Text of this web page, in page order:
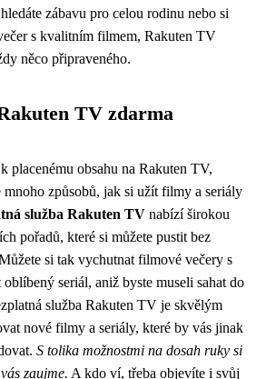
zábavu pro celou rodinu nebo si
s kvalitním filmem, Rakuten TV
něco připraveného.
TV zdarma
placenému obsahu na Rakuten TV,
mnoho způsobů, jak si užít filmy a seriály
služba Rakuten TV nabízí širokou
pořadů, které si můžete pustit bez
si tak vychutnat filmové večery s
seriál, aniž byste museli sahat do
služba Rakuten TV je skvělým
nové filmy a seriály, které by vás jinak
S tolika možnostmi na dosah ruky si
zaujme. A kdo ví, třeba objevíte i svůj